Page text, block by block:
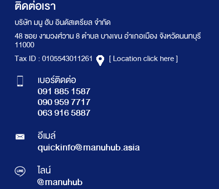
ติดต่อเรา
บริษัท มนู ฮับ อินดัสเตรียล จำกัด
48 ซอย งามวงศ์วาน 8 ตำบล บางเขน อำเภอเมือง จังหวัดนนทบุรี
11000
Tax ID : 0105543011261
[ Location click here ]
เบอร์ติดต่อ
091 885 1587
090 959 7717
063 916 5887
อีเมล์
quickinfo@manuhub.asia
ไลน์
@manuhub